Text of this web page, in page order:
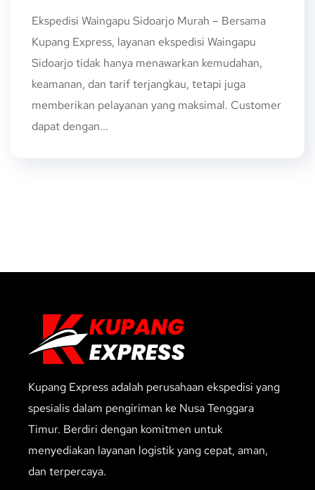
Ekspedisi Waingapu Sidoarjo Murah – Bersama
Kupang Express, layanan ekspedisi Waingapu
Sidoarjo tidak hanya menawarkan kemudahan,
keamanan, dan tarif terjangkau, tetapi juga
memberikan pelayanan yang maksimal. Customer
dapat dengan...
Kupang Express adalah perusahaan ekspedisi yang
spesialis dalam pengiriman ke Nusa Tenggara
Timur. Berdiri dengan komitmen untuk
menyediakan layanan logistik yang cepat, aman,
dan terpercaya.